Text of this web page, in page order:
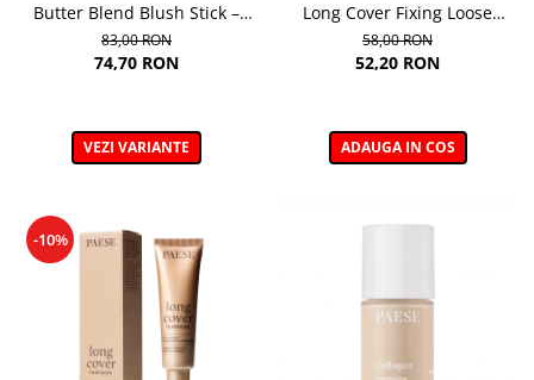
Butter Blend Blush Stick –
Fard de obraz cremos,
nuanta 01 PEONY - 6G
83,00 RON
74,70 RON
VEZI VARIANTE
Long Cover Fixing Loose
Powder – Pudra libera de
fixare
58,00 RON
52,20 RON
ADAUGA IN COS
-10%